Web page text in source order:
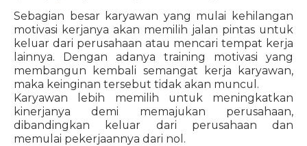
Sebagian besar karyawan yang mulai kehilangan
motivasi kerjanya akan memilih jalan pintas untuk
keluar dari perusahaan atau mencari tempat kerja
lainnya. Dengan adanya training motivasi yang
membangun kembali semangat kerja karyawan,
maka keinginan tersebut tidak akan muncul.
Karyawan lebih memilih untuk meningkatkan
kinerjanya demi memajukan perusahaan,
dibandingkan keluar dari perusahaan dan
memulai pekerjaannya dari nol.